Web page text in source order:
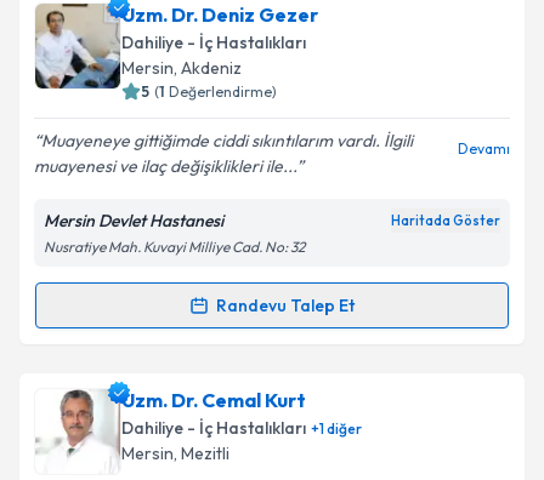
Takvim Talebini Gönder
Uzm. Dr. Ferzan Aydıniçin randevu takvimi talebi
oluşturun. Size bu uzmandan randevu almanız için bir
takvim hazırlandığında e-posta ile bilgilendireceğiz.
Kişisel verilerimin işlenmesine ilişkin
Aydınlatma
Metni'ni okudum ve kişisel verilerimin belirtilen
kapsamda işlenmesini kabul ediyorum.
Uzm. Dr. Deniz Gezer
Dahiliye - İç Hastalıkları
Mersin, Akdeniz
5 (1 Değerlendirme)
Muayeneye gittiğimde ciddi sıkıntılarım vardı. İlgili
muayenesi ve ilaç değişiklikleri ile...
Devamı
Mersin Devlet Hastanesi Haritada Göster
Nusratiye Mah. Kuvayi Milliye Cad. No: 32
Randevu Talep Et
Randevu Takvimi Talebi
Uzm. Dr. Deniz Gezeriçin randevu takvimi talebi
oluşturun. Size bu uzmandan randevu almanız için bir
takvim hazırlandığında e-posta ile bilgilendireceğiz.
Uzm. Dr. Cemal Kurt
Dahiliye - İç Hastalıkları +1diğer
Mersin, Mezitli